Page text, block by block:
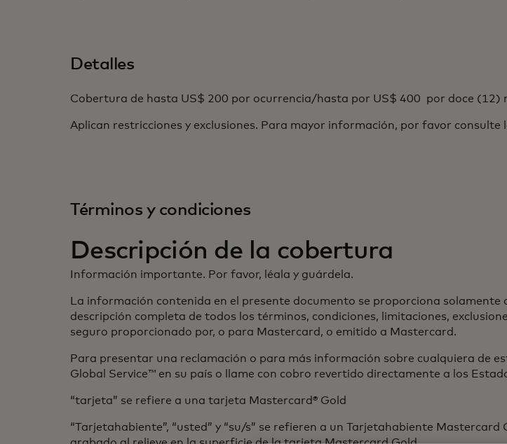
Detalles
Cobertura de hasta US$ 200 por ocurrencia/hasta por US$ 400 por doce (12)
Aplican restricciones y exclusiones. Para mayor información, por favor consulte
Términos y condiciones
Descripción de la cobertura
Información importante. Por favor, léala y guárdela.
La información contenida en el presente documento se proporciona
descripción completa de todos los términos, condiciones, limitaciones,
seguro proporcionado por, o para Mastercard, o emitido a Mastercard.
Para presentar una reclamación o para más información sobre cualquiera de
Global Service™ en su país o llame con cobro revertido directamente a los
“tarjeta” se refiere a una tarjeta Mastercard® Gold
“Tarjetahabiente”, “usted” y “su/s” se refieren a un Tarjetahabiente